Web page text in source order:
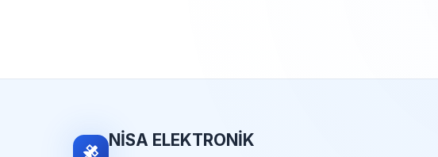
NİSA ELEKTRONİK